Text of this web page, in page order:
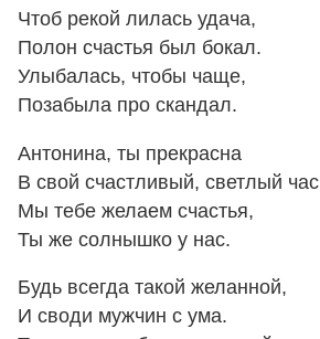
Чтоб рекой лилась удача,
Полон счастья был бокал.
Улыбалась, чтобы чаще,
Позабыла про скандал.
Антонина, ты прекрасна
В свой счастливый, светлый час
Мы тебе желаем счастья,
Ты же солнышко у нас.
Будь всегда такой желанной,
И своди мужчин с ума.